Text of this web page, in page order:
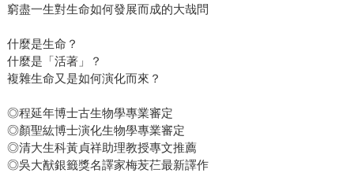
窮盡一生對生命如何發展而成的大哉問
什麼是生命？
什麼是「活著」？
複雜生命又是如何演化而來？
◎程延年博士古生物學專業審定
◎顏聖紘博士演化生物學專業審定
◎清大生科黃貞祥助理教授專文推薦
◎吳大猷銀籤獎名譯家梅苃芢最新譯作